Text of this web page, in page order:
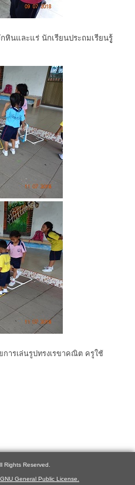
หินและแร่ นักเรียนประถมเรียนรูู้
ารเล่นรูปทรงเรขาคณิต ครูใช้
Reserved.
GNU General Public License.